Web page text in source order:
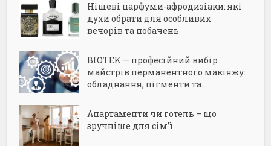
Нішеві парфуми-афродизіаки: які
духи обрати для особливих
вечорів та побачень
BIOTEK — професійний вибір
майстрів перманентного макіяжу:
обладнання, пігменти та...
Апартаменти чи готель – що
зручніше для сім’ї